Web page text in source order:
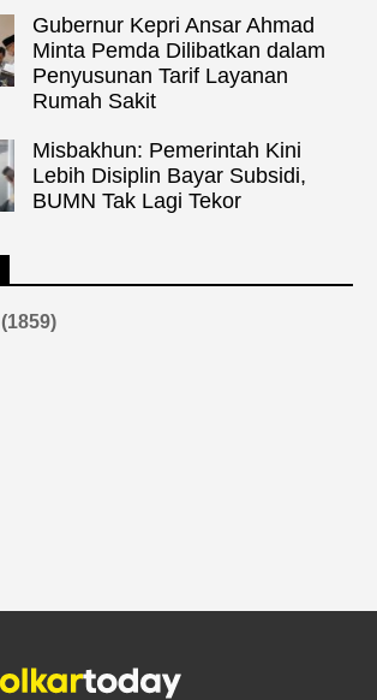
Gubernur Kepri Ansar Ahmad
Minta Pemda Dilibatkan dalam
Penyusunan Tarif Layanan
Rumah Sakit
Misbakhun: Pemerintah Kini
Lebih Disiplin Bayar Subsidi,
BUMN Tak Lagi Tekor
(1859)